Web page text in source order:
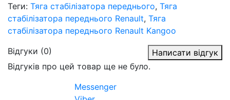
Теги: Тяга стабілізатора переднього, Тяга
стабілізатора переднього Renault, Тяга
стабілізатора переднього Renault Kangoo
Відгуки (0)
Написати відгук
Відгуків про цей товар ще не було.
Messenger